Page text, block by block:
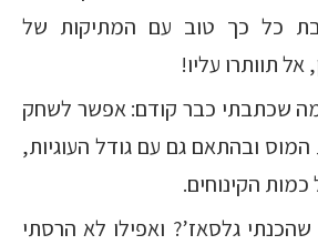
כל כך טוב עם המתיקות של
תוותרו עליו!
מה שכתבתי כבר קודם: אפשר לשחק
המוס ובהתאם גם עם גודל העוגיות,
הקינוחים.
גלסאז’? ואפילו לא הרסתי